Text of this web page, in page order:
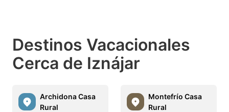
Destinos Vacacionales
Cerca de Iznájar
Archidona Casa
Rural
Montefrío Casa
Rural